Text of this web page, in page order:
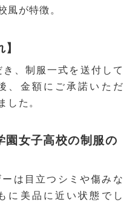
風が特徴。
、制服一式を送付して
、金額にご承諾いただ
した。
園女子高校の制服の
は目立つシミや傷みな
に美品に近い状態でし